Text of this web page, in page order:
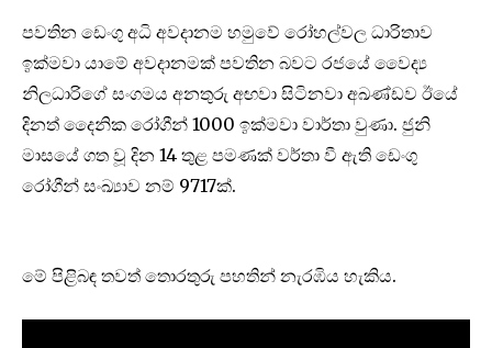
පවතින ඩෙංගු අධි අවදානම හමුවේ රෝහල්වල ධාරිතාව
ඉක්මවා යාමේ අවදානමක් පවතින බවට රජයේ වෛද්‍ය
නිලධාරිගේ සංගමය අනතුරු අඟවා සිටිනවා අඛණ්ඩව ඊයේ
දිනත් දෛනික රෝගීන් 1000 ඉක්මවා වාර්තා වුණා. ජුනි
මාසයේ ගත වූ දින 14 තුළ පමණක් වර්තා වී ඇති ඩෙංගු
රෝගීන් සංඛ්‍යාව නම් 9717ක්.
මේ පිළිබඳ තවත් තොරතුරු පහතින් නැරඹි‍ය හැකිය.